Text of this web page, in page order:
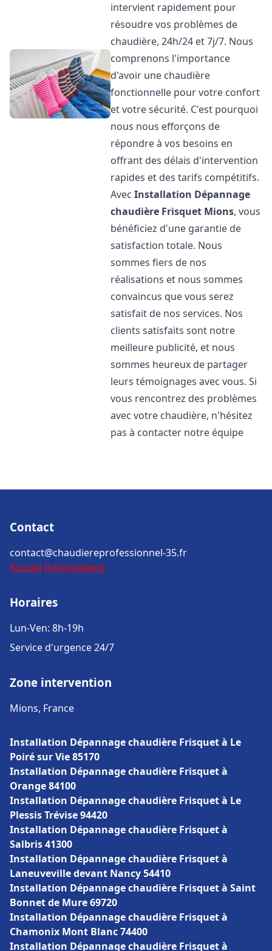
intervient rapidement pour
résoudre vos problèmes de
chaudière, 24h/24 et 7j/7. Nous
comprenons l'importance
d'avoir une chaudière
fonctionnelle pour votre confort
et votre sécurité. C'est pourquoi
nous nous efforçons de
répondre à vos besoins en
offrant des délais d'intervention
rapides et des tarifs compétitifs.
AvecInstallation Dépannage
chaudière Frisquet Mions, vous
bénéficiez d'une garantie de
satisfaction totale. Nous
sommes fiers de nos
réalisations et nous sommes
convaincus que vous serez
satisfait de nos services. Nos
clients satisfaits sont notre
meilleure publicité, et nous
sommes heureux de partager
leurs témoignages avec vous. Si
vous rencontrez des problèmes
avec votre chaudière, n'hésitez
pas à contacter notre équipe
Contact
contact@chaudiereprofessionnel-35.fr
Accueil Informations
Horaires
Lun-Ven: 8h-19h
Service d'urgence 24/7
Zone intervention
Mions, France
Installation Dépannage chaudière Frisquet à Le
Poiré sur Vie 85170
Installation Dépannage chaudière Frisquet à
Orange 84100
Installation Dépannage chaudière Frisquet à Le
Plessis Trévise 94420
Installation Dépannage chaudière Frisquet à
Salbris 41300
Installation Dépannage chaudière Frisquet à
Laneuveville devant Nancy 54410
Installation Dépannage chaudière Frisquet à Saint
Bonnet de Mure 69720
Installation Dépannage chaudière Frisquet à
Chamonix Mont Blanc 74400
Installation Dépannage chaudière Frisquet à